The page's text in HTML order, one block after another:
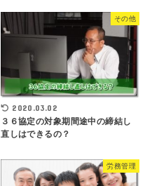
その他
2020.03.02
３６協定の対象期間途中の締結し
直しはできるの？
労務管理